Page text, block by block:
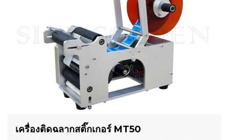
เครื่องติดฉลากสติ๊กเกอร์ MT50